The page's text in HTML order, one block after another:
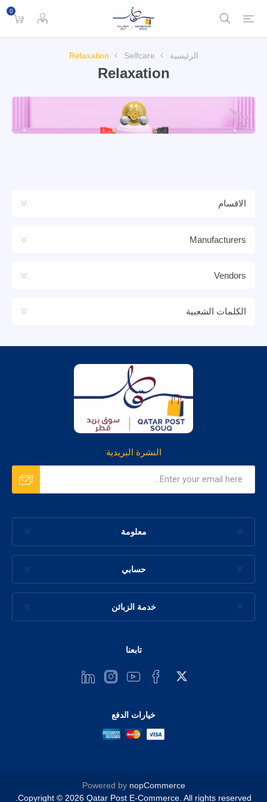
0
الرئيسية Selfcare
Relaxation
Relaxation
الاقسام
Manufacturers
Vendors
الكلمات الشعبية
النشرة البريدية
معلومة
حسابي
خدمة الزبائن
تابعنا
خيارات الدفع
Powered by nopCommerce
Copyright © 2026 Qatar Post E-Commerce. All rights reserved.